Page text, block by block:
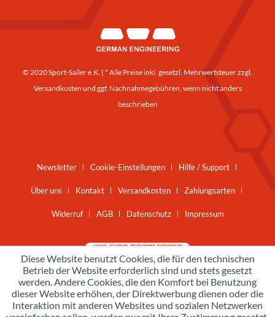
© 2020 Sport-Saller e.K. | * Alle Preise inkl. gesetzl. Mehrwertsteuer zzgl.
Versandkosten und ggf. Nachnahmegebühren, wenn nicht anders
beschrieben
Newsletter Cookie-Einstellungen Hilfe / Support
Über uns Kontakt Versandkosten Zahlungsarten
Widerruf AGB Datenschutz Impressum
Diese Website benutzt Cookies, die für den technischen
Betrieb der Website erforderlich sind und stets gesetzt
werden. Andere Cookies, die den Komfort bei Benutzung
dieser Website erhöhen, der Direktwerbung dienen oder die
Interaktion mit anderen Websites und sozialen Netzwerken